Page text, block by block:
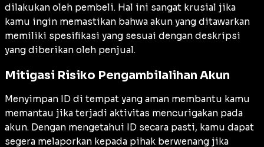
dilakukan oleh pembeli. Hal ini sangat krusial jika
kamu ingin memastikan bahwa akun yang ditawarkan
memiliki spesifikasi yang sesuai dengan deskripsi
yang diberikan oleh penjual.
Mitigasi Risiko Pengambilalihan Akun
Menyimpan ID di tempat yang aman membantu kamu
memantau jika terjadi aktivitas mencurigakan pada
akun. Dengan mengetahui ID secara pasti, kamu dapat
segera melaporkan kepada pihak berwenang jika